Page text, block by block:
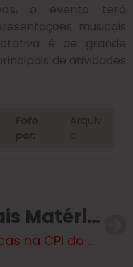
o evento terá
musicais
é de grande
de atividades
Mais Matérias
Trocas na CPI do Crime buscam barrar pedido de impeachment de PGR e ministros do STF